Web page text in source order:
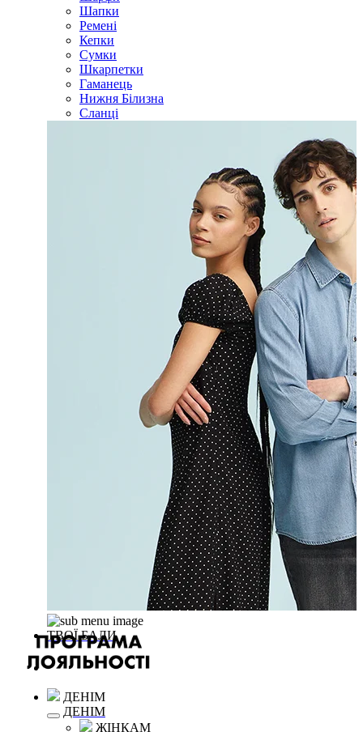
Шапки
Ремені
Кепки
Сумки
Шкарпетки
Гаманець
Нижня Білизна
Сланці
ТВОЇ БАЛИ
ДЕНІМ
ДЕНІМ
ЖІНКАМ